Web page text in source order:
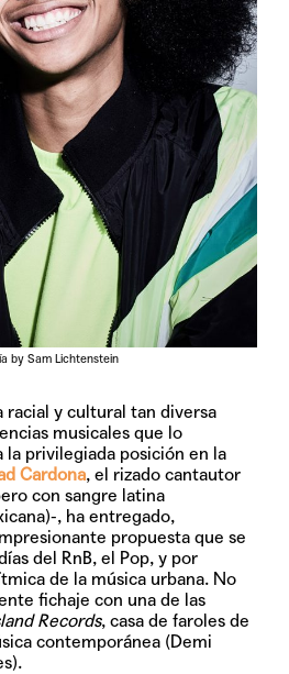
by Sam Lichtenstein
racial y cultural tan diversa
musicales que lo
la privilegiada posición en la
Cardona, el rizado cantautor
con sangre latina
, ha entregado,
propuesta que se
del RnB, el Pop, y por
de la música urbana. No
fichaje con una de las
Records, casa de faroles de
contemporánea (Demi